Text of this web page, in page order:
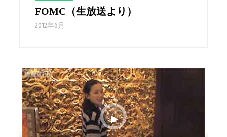
FOMC（生放送より）
2012年6月